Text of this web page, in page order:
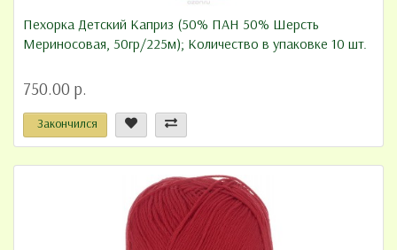
Пехорка Детский Каприз (50% ПАН 50% Шерсть
Мериносовая, 50гр/225м); Количество в упаковке 10 шт.
750.00 р.
Закончился